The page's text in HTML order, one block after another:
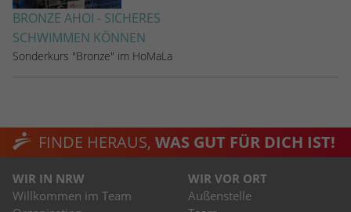
BRONZE AHOI - SICHERES
SCHWIMMEN KÖNNEN
Sonderkurs "Bronze" im HoMaLa
FINDE HERAUS, WAS GUT FÜR DICH IST!
WIR IN NRW
Willkommen im Team
WIR VOR ORT
Außenstelle